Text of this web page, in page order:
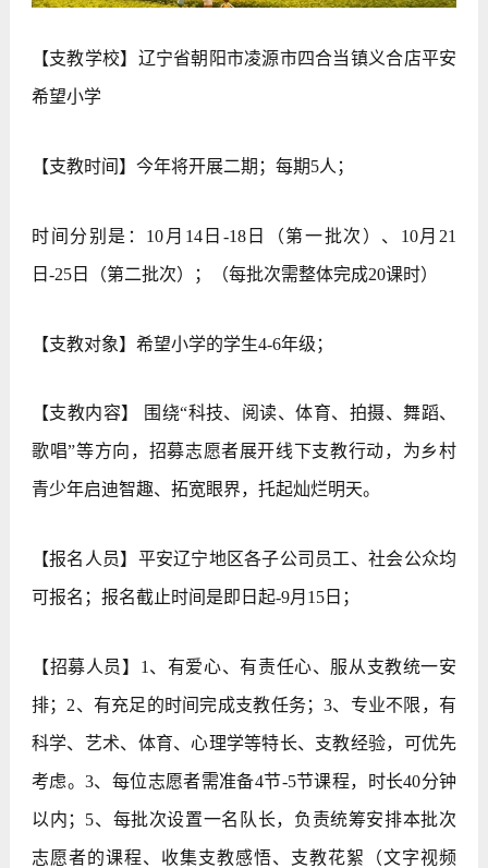
【支教学校】辽宁省朝阳市凌源市四合当镇义合店平安
希望小学
【支教时间】今年将开展二期；每期5人；
时间分别是：10月14日-18日（第一批次）、10月21
日-25日（第二批次）；（每批次需整体完成20课时）
【支教对象】希望小学的学生4-6年级；
【支教内容】 围绕“科技、阅读、体育、拍摄、舞蹈、
歌唱”等方向，招募志愿者展开线下支教行动，为乡村
青少年启迪智趣、拓宽眼界，托起灿烂明天。
【报名人员】平安辽宁地区各子公司员工、社会公众均
可报名；报名截止时间是即日起-9月15日；
【招募人员】1、有爱心、有责任心、服从支教统一安
排；2、有充足的时间完成支教任务；3、专业不限，有
科学、艺术、体育、心理学等特长、支教经验，可优先
考虑。3、每位志愿者需准备4节-5节课程，时长40分钟
以内；5、每批次设置一名队长，负责统筹安排本批次
志愿者的课程、收集支教感悟、支教花絮（文字视频